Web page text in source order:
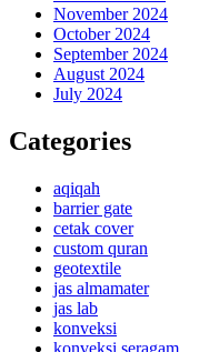
November 2024
October 2024
September 2024
August 2024
July 2024
Categories
aqiqah
barrier gate
cetak cover
custom quran
geotextile
jas almamater
jas lab
konveksi
konveksi seragam